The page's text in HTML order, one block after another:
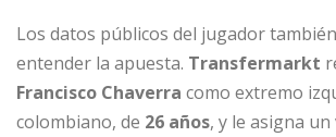
Los datos públicos del jugador
entender la apuesta. Transfermarkt
Francisco Chaverra como extremo
colombiano, de 26 años, y le asigna